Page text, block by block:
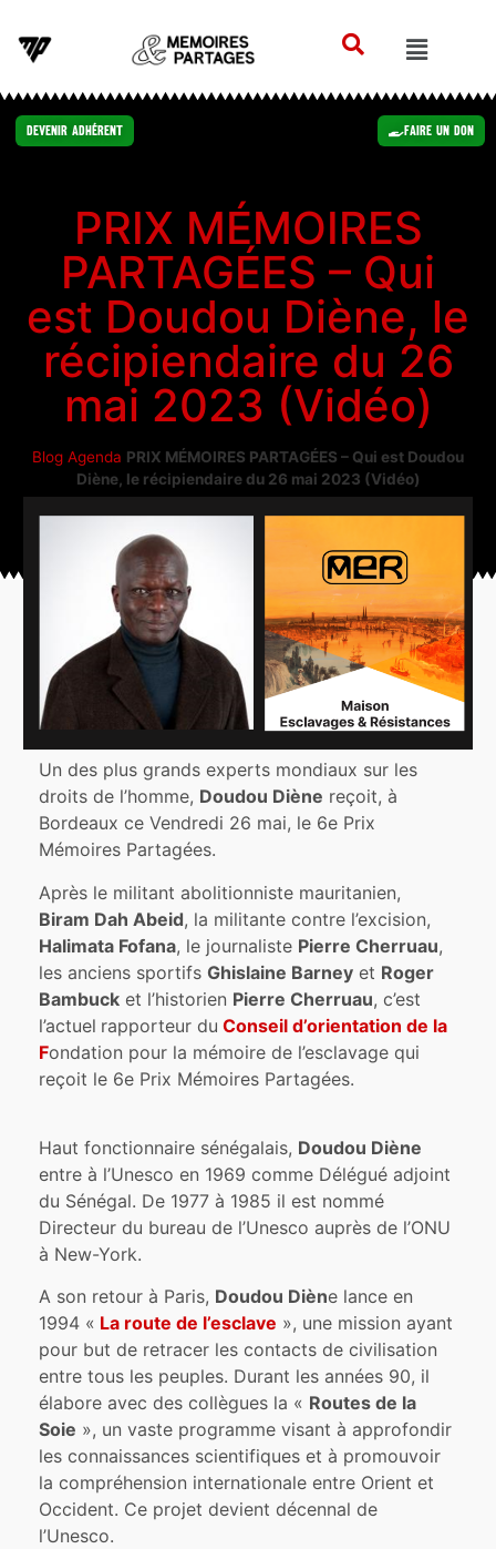
Devenir Adhérent Faire un Don
PRIX MÉMOIRES
PARTAGÉES – Qui
est Doudou Diène, le
récipiendaire du 26
mai 2023 (Vidéo)
Blog Agenda PRIX MÉMOIRES PARTAGÉES – Qui est Doudou
Diène, le récipiendaire du 26 mai 2023 (Vidéo)
Un des plus grands experts mondiaux sur les
droits de l’homme, Doudou Diène reçoit, à
Bordeaux ce Vendredi 26 mai, le 6e Prix
Mémoires Partagées.
Après le militant abolitionniste mauritanien,
Biram Dah Abeid, la militante contre l’excision,
Halimata Fofana, le journaliste Pierre Cherruau,
les anciens sportifsGhislaine Barney et Roger
Bambuck et l’historien Pierre Cherruau, c’est
l’actuel rapporteur du Conseil d’orientation de la
Fondation pour la mémoire de l’esclavage qui
reçoit le 6e Prix Mémoires Partagées.
Haut fonctionnaire sénégalais, Doudou Diène
entre à l’Unesco en 1969 comme Délégué adjoint
du Sénégal. De 1977 à 1985 il est nommé
Directeur du bureau de l’Unesco auprès de l’ONU
à New-York.
A son retour à Paris, Doudou Diène lance en
1994 « La route de l’esclave », une mission ayant
pour but de retracer les contacts de civilisation
entre tous les peuples. Durant les années 90, il
élabore avec des collègues la « Routes de la
Soie », un vaste programme visant à approfondir
les connaissances scientifiques et à promouvoir
la compréhension internationale entre Orient et
Occident. Ce projet devient décennal de
l’Unesco.